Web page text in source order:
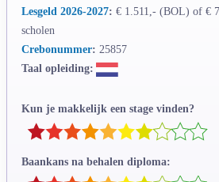
Lesgeld 2026-2027: € 1.511,- (BOL) of €
scholen
Crebonummer: 25857
Taal opleiding:
Kun je makkelijk een stage vinden?
Baankans na behalen diploma: